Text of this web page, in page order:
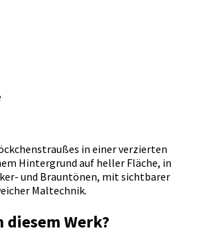
in einer verzierten
Hintergrund auf heller Fläche, in
und Brauntönen, mit sichtbarer
Maltechnik.
Werk?